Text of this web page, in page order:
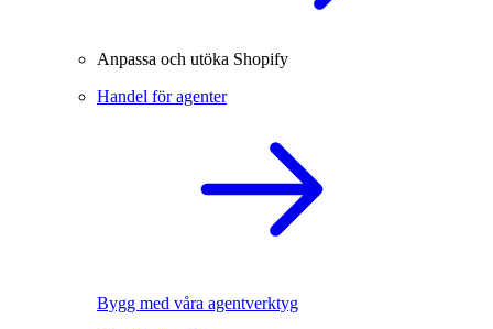
Anpassa och utöka Shopify
Handel för agenter
Bygg med våra agentverktyg